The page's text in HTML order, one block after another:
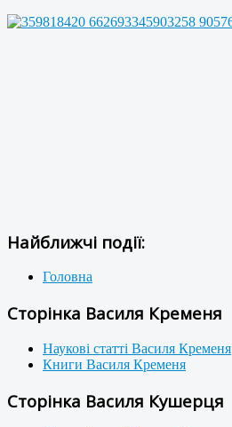
Найближчі події:
Головна
Сторінка Василя Кременя
Наукові статті Василя Кременя
Книги Василя Кременя
Сторінка Василя Кушерця